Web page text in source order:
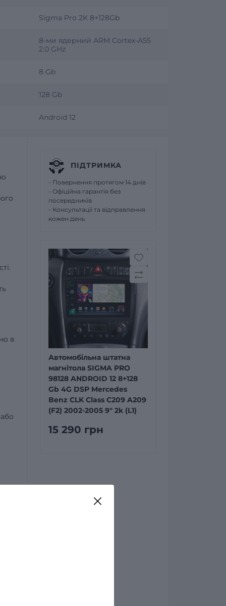
Sigma Pro 2K 8+128Gb
8-ми ядерний ARM Cortex-A55
2.0 GHz
8 Gb
128 Gb
Android 12
в
ПІДТРИМКА
- Повернення протягом 14 днів
- Офіційна гарантія без
посередників
- Консультації та відправлення
кожен день
Автомобільна штатна
магнітола SIGMA PRO
98128 ANDROID 12 8+128
Gb 4G DSP Mercedes
Benz CLK Class C209 A209
(F2) 2002-2005 9" 2k (L1)
15 290 грн